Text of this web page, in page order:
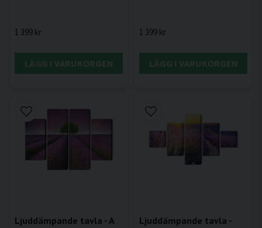
1 399 kr
LÄGG I VARUKORGEN
1 399 kr
LÄGG I VARUKORGEN
Ljuddämpande tavla - A
Ljuddämpande tavla -